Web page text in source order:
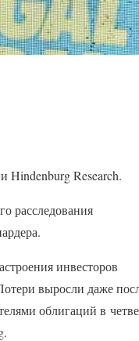
Hindenburg Research.
расследования
инвесторов
выросли даже
облигаций в